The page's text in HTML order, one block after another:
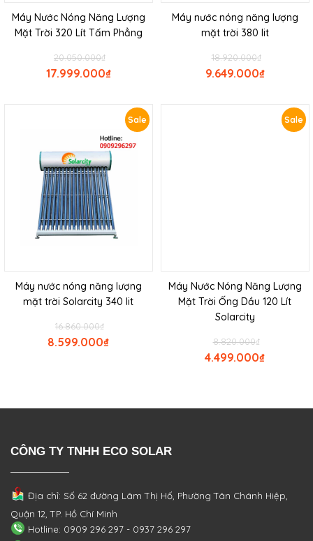
Máy Nước Nóng Năng Lượng
Mặt Trời 320 Lít Tấm Phẳng
₫
20.050.000
₫
17.999.000
Máy nước nóng năng lượng
mặt trời 380 lit
₫
18.920.000
₫
9.649.000
Sale
Máy nước nóng năng lượng
mặt trời Solarcity 340 lit
₫
16.860.000
₫
8.599.000
Sale
Máy Nước Nóng Năng Lượng
Mặt Trời Ống Dầu 120 Lít
Solarcity
₫
8.820.000
₫
4.499.000
CÔNG TY TNHH ECO SOLAR
Địa chỉ: Số 62 đường Lâm Thị Hố, PhườngTân Chánh Hiệp,
Quận 12, TP. Hồ Chí Minh
Hotline: 0909 296 297 - 0937 296 297